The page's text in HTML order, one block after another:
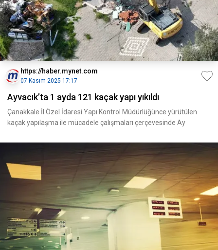
https://haber.mynet.com
07 Kasım 2025 17:17
Ayvacık’ta 1 ayda 121 kaçak yapı yıkıldı
Çanakkale İl Özel İdaresi Yapı Kontrol Müdürlüğünce yürütülen
kaçak yapılaşma ile mücadele çalışmaları çerçevesinde Ay